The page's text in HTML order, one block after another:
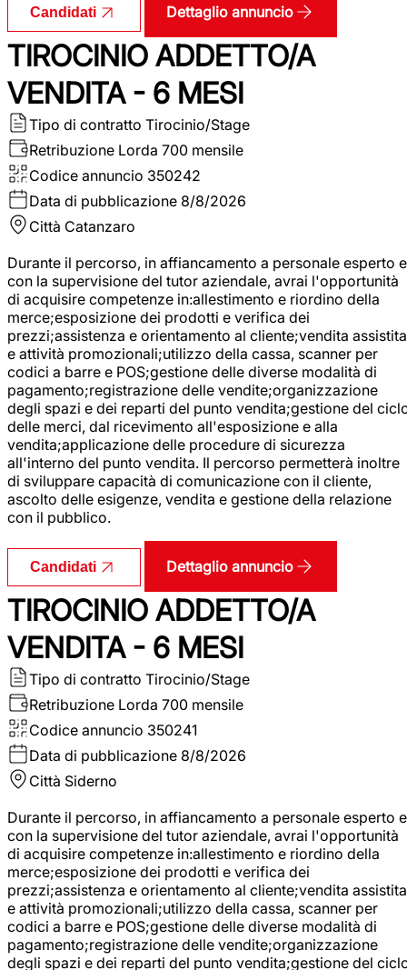
Candidati Dettaglio annuncio
TIROCINIO ADDETTO/A
VENDITA - 6 MESI
Tipo di contratto Tirocinio/Stage
Retribuzione Lorda 700 mensile
Codice annuncio 350242
Data di pubblicazione 8/8/2026
Città Catanzaro
Durante il percorso, in affiancamento a personale esperto e
con la supervisione del tutor aziendale, avrai l'opportunità
di acquisire competenze in:allestimento e riordino della
merce;esposizione dei prodotti e verifica dei
prezzi;assistenza e orientamento al cliente;vendita assistita
e attività promozionali;utilizzo della cassa, scanner per
codici a barre e POS;gestione delle diverse modalità di
pagamento;registrazione delle vendite;organizzazione
degli spazi e dei reparti del punto vendita;gestione del
delle merci, dal ricevimento all'esposizione e alla
vendita;applicazione delle procedure di sicurezza
all'interno del punto vendita. Il percorso permetterà inoltre
di sviluppare capacità di comunicazione con il cliente,
ascolto delle esigenze, vendita e gestione della relazione
con il pubblico.
Candidati Dettaglio annuncio
TIROCINIO ADDETTO/A
VENDITA - 6 MESI
Tipo di contratto Tirocinio/Stage
Retribuzione Lorda 700 mensile
Codice annuncio 350241
Data di pubblicazione 8/8/2026
Città Siderno
Durante il percorso, in affiancamento a personale esperto e
con la supervisione del tutor aziendale, avrai l'opportunità
di acquisire competenze in:allestimento e riordino della
merce;esposizione dei prodotti e verifica dei
prezzi;assistenza e orientamento al cliente;vendita assistita
e attività promozionali;utilizzo della cassa, scanner per
codici a barre e POS;gestione delle diverse modalità di
pagamento;registrazione delle vendite;organizzazione
degli spazi e dei reparti del punto vendita;gestione del